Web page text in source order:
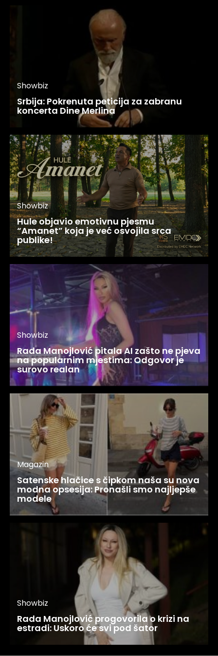
Showbiz
Srbija: Pokrenuta peticija za zabranu
koncerta Dine Merlina
Showbiz
Hule objavio emotivnu pjesmu
“Amanet” koja je već osvojila srca
publike!
Showbiz
Rada Manojlović pitala AI zašto ne pjeva
na popularnim mjestima: Odgovor je
surovo realan
Magazin
Satenske hlačice s čipkom naša su nova
modna opsesija: Pronašli smo najljepše
modele
Showbiz
Rada Manojlović progovorila o krizi na
estradi: Uskoro će svi pod šator